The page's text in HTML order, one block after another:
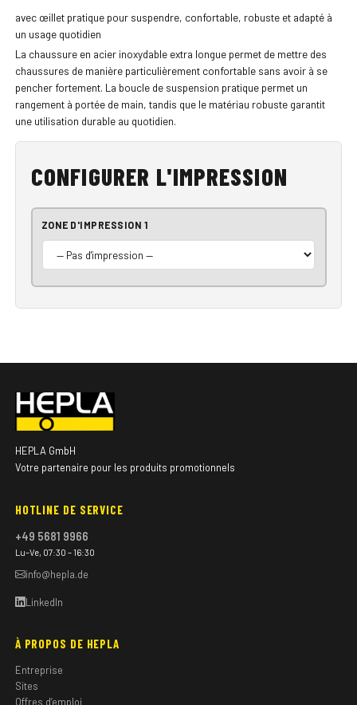
avec œillet pratique pour suspendre, confortable, robuste et adapté à
un usage quotidien
La chaussure en acier inoxydable extra longue permet de mettre des
chaussures de manière particulièrement confortable sans avoir à se
pencher fortement. La boucle de suspension pratique permet un
rangement à portée de main, tandis que le matériau robuste garantit
une utilisation durable au quotidien.
CONFIGURER L'IMPRESSION
ZONE D'IMPRESSION 1
HEPLA GmbH
Votre partenaire pour les produits promotionnels
HOTLINE DE SERVICE
+49 5681 9966
Lu–Ve, 07:30 – 16:30
info@hepla.de
LinkedIn
À PROPOS DE HEPLA
Entreprise
Sites
Offres d’emploi